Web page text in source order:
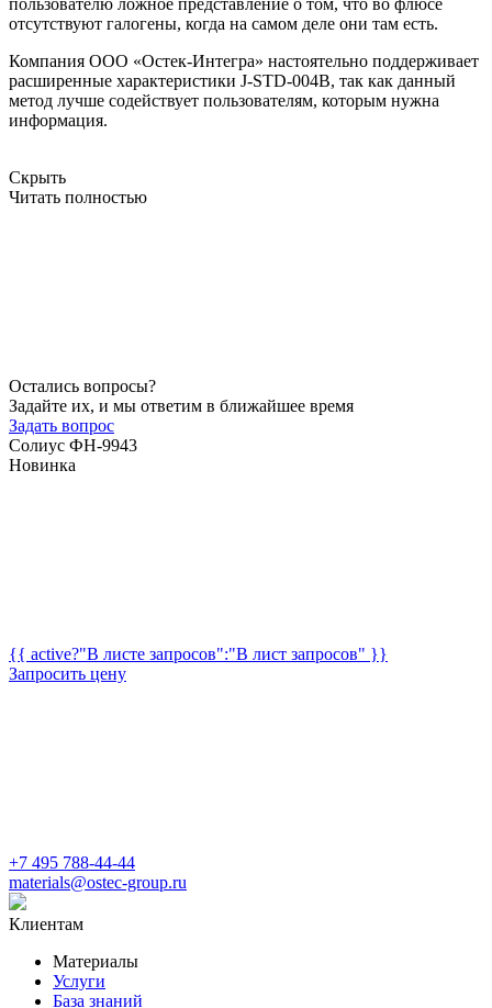
отсутствуют галогены, когда на самом деле они там есть.
Компания ООО «Остек-Интегра» настоятельно поддерживает
расширенные характеристики J-STD-004B, так как данный
метод лучше содействует пользователям, которым нужна
информация.
Скрыть
Читать полностью
Остались вопросы?
Задайте их, и мы ответим в ближайшее время
Задать вопрос
Солиус ФН-9943
Новинка
{{ active?"В листе запросов":"В лист запросов" }}
Запросить цену
+7 495 788-44-44
materials@ostec-group.ru
Клиентам
Материалы
Услуги
База знаний